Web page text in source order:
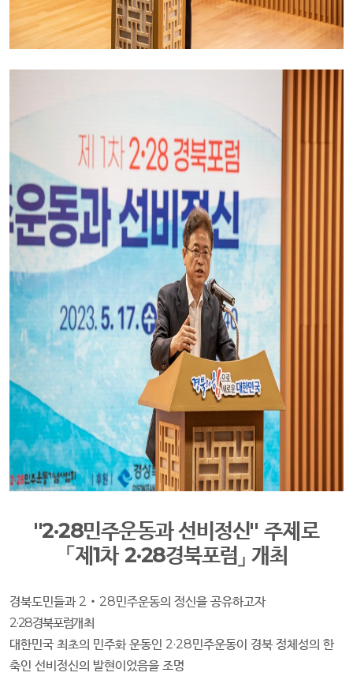
"2·28민주운동과 선비정신"주제로
「제1차2·28경북포럼 」개최
경북도민들과 2 ‧ 28민주운동의 정신을 공유하고자
2·28경북포럼개최
대한민국 최초의 민주화 운동인 2·28민주운동이 경북 정체성의 한
축인 선비정신의 발현이었음을 조명